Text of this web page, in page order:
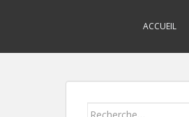
ACCUEIL
Search